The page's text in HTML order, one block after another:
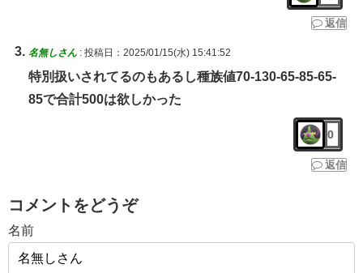
返信
名無しさん : 投稿日：2025/01/15(水) 15:41:52
特別扱いされてるのもあるし種族値70-130-65-85-65-
85で合計500は欲しかった
0
返信
コメントをどうぞ
名前